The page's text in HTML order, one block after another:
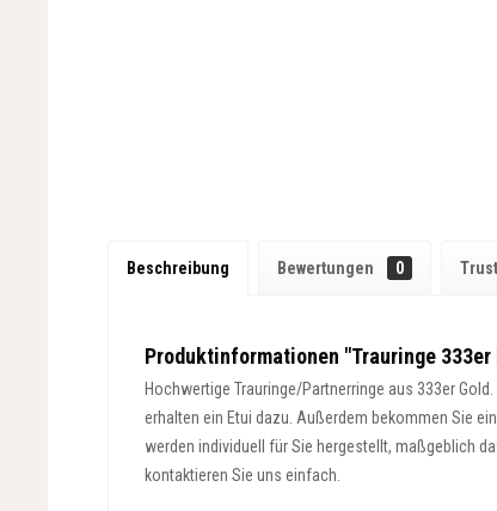
Beschreibung Bewertungen 0
Produktinformationen "Trauringe
Hochwertige Trauringe/Partnerringe aus 333er
erhalten ein Etui dazu. Außerdem bekommen Sie
werden individuell für Sie hergestellt, maßgeblich
kontaktieren Sie uns einfach.